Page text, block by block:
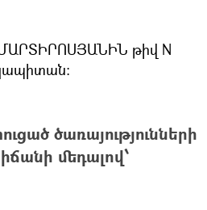
թիվ N
ծառայությունների
մեդալով՝